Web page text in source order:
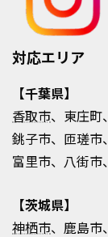
対応エリア
【千葉県】
香取市、東庄町
銚子市、匝瑳市
富里市、八街市
【茨城県】
神栖市、鹿島市